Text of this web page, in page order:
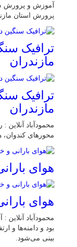
آموزش و پرورش
پرورش استان
ترافیک
مازندران
ترافیک
مازندران
محمودآباد
محور‌های کندوان،
هوای
هوای
محمودآباد آنلاین
بود و دامنه‌ها و
بینی می‌شود.